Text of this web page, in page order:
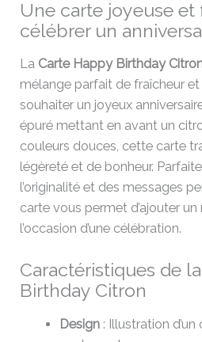
Une carte joyeuse
célébrer un
La Carte Happy Birthday
mélange parfait de fraîcheur
souhaiter un joyeux
épuré mettant en avant un
couleurs douces, cette carte
légèreté et de bonheur.
l’originalité et des messages
carte vous permet d’ajouter
l’occasion d’une célébration.
Caractéristiques de
Birthday Citron
Design: Illustration